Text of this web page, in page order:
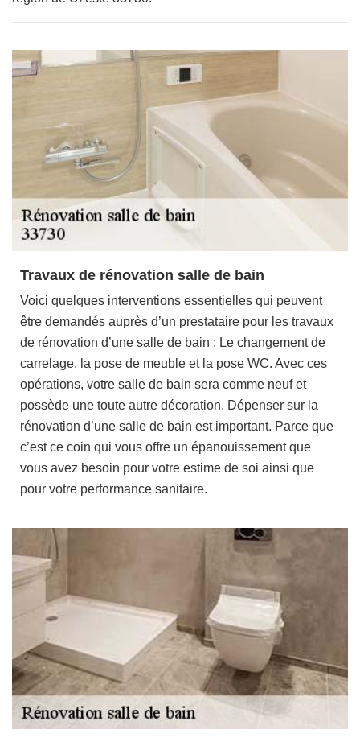
Travaux de rénovation salle de bain
Voici quelques interventions essentielles qui peuvent
être demandés auprès d’un prestataire pour les travaux
de rénovation d’une salle de bain : Le changement de
carrelage, la pose de meuble et la pose WC. Avec ces
opérations, votre salle de bain sera comme neuf et
possède une toute autre décoration. Dépenser sur la
rénovation d’une salle de bain est important. Parce que
c’est ce coin qui vous offre un épanouissement que
vous avez besoin pour votre estime de soi ainsi que
pour votre performance sanitaire.